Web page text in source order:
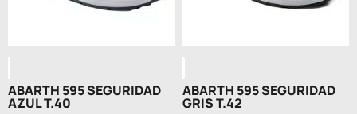
ABARTH 595 SEGURIDAD
AZUL T.40
ABARTH 595 SEGURIDAD
GRIS T.42